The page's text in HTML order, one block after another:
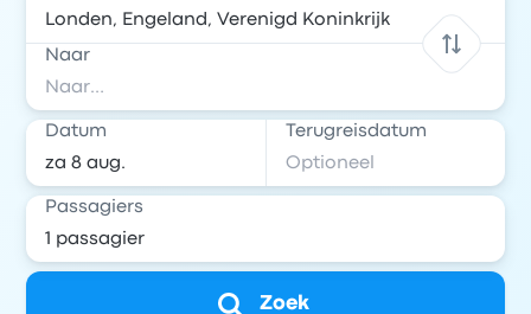
Naar
Datum Terugreisdatum
Passagiers
Zoek